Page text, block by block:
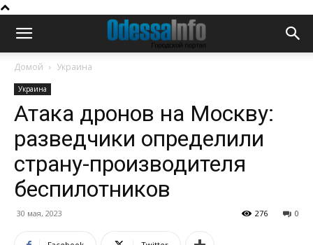
Домой Украина
Украина
Атака дронов на Москву:
разведчики определили
страну-производителя
беспилотников
30 мая, 2023 0
276